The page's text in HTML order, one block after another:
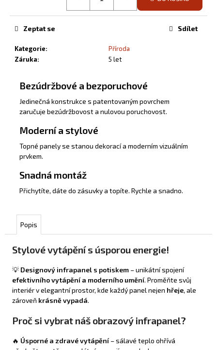
Kategorie:
Příroda
Záruka: 5 let
Zeptat se Sdílet
Bezúdržbové a bezporuchové
Jedinečná konstrukce s patentovaným povrchem
zaručuje bezúdržbovost a nulovou poruchovost.
Moderní a stylové
Topné panely se stanou dekorací a moderním vizuálním
prvkem.
Snadná montáž
Přichytíte, dáte do zásuvky a topíte. Rychle a snadno.
Popis
Stylové vytápění s úsporou energie!
💡 Designový infrapanel s potiskem – unikátní spojení
efektivního vytápění a moderního umění. Proměňte svůj
interiér v elegantní prostor, kde každý panel nejen hřeje, ale
zároveň krásně vypadá.
Proč si vybrat náš obrazový infrapanel?
🔥 Úsporné a zdravé vytápění – sálavé teplo ohřívá